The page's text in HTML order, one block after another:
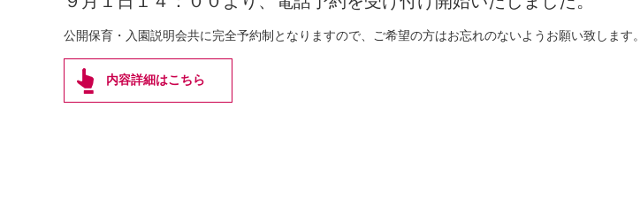
公開保育・入園説明会共に完全予約制となりますので、ご希望の方はお忘れのないようお願い致します。
内容詳細はこちら